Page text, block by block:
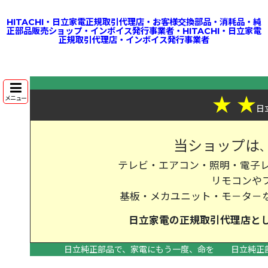
HITACHI・日立家電正規取引代理店・お客様交換部品・消耗品・純
正部品販売ショップ・インボイス発行事業者・HITACHI・日立家電
正規取引代理店・インボイス発行事業者
メニュー ★ ★日
当ショップは
テレビ・エアコン・照明・電子
リモコンや
基板・メカユニット・モ－タ－
日立家電の正規取引代理店
日立純正部品で、家電にもう一度、命を
日立純